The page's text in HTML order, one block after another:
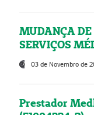
MUDANÇA DE
SERVIÇOS
03 de Novembro de
Prestador